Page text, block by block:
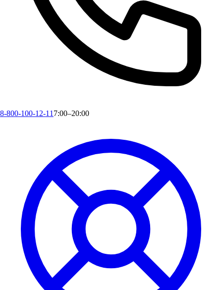
8-800-100-12-11 7:00–20:00